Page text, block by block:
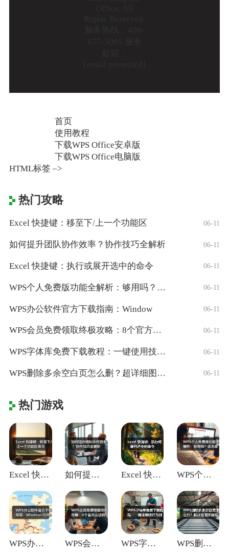
首页
使用教程
下载WPS Office安卓版
下载WPS Office电脑版
HTML标签 –>
热门攻略
Excel 快捷键：移至下/上一个功能区 06-11
如何提升团队协作效率？协作技巧全解析 06-11
Excel 快捷键：执行或展开选中的命令 06-11
WPS个人免费版功能全解析：够用吗？适合 06-11
WPS办公软件官方下载指南：Window 06-11
WPS会员免费领取终极攻略：8个官方认证 06-11
WPS字体库免费下载教程：一键使用技巧与 06-11
WPS删除多余空白页怎么删？超详细图文教 06-11
热门游戏
Excel 快捷键：移至下/上一个功能区 如何提升团队协作效率？协作技巧全解析 Excel 快捷键：执行或展开选中的命令 WPS个人免费版功能全解析：够用吗？适合
WPS办公软件官方下载指南：Window WPS会员免费领取终极攻略：8个官方认证 WPS字体库免费下载教程：一键使用技巧与 WPS删除多余空白页怎么删？超详细图文教